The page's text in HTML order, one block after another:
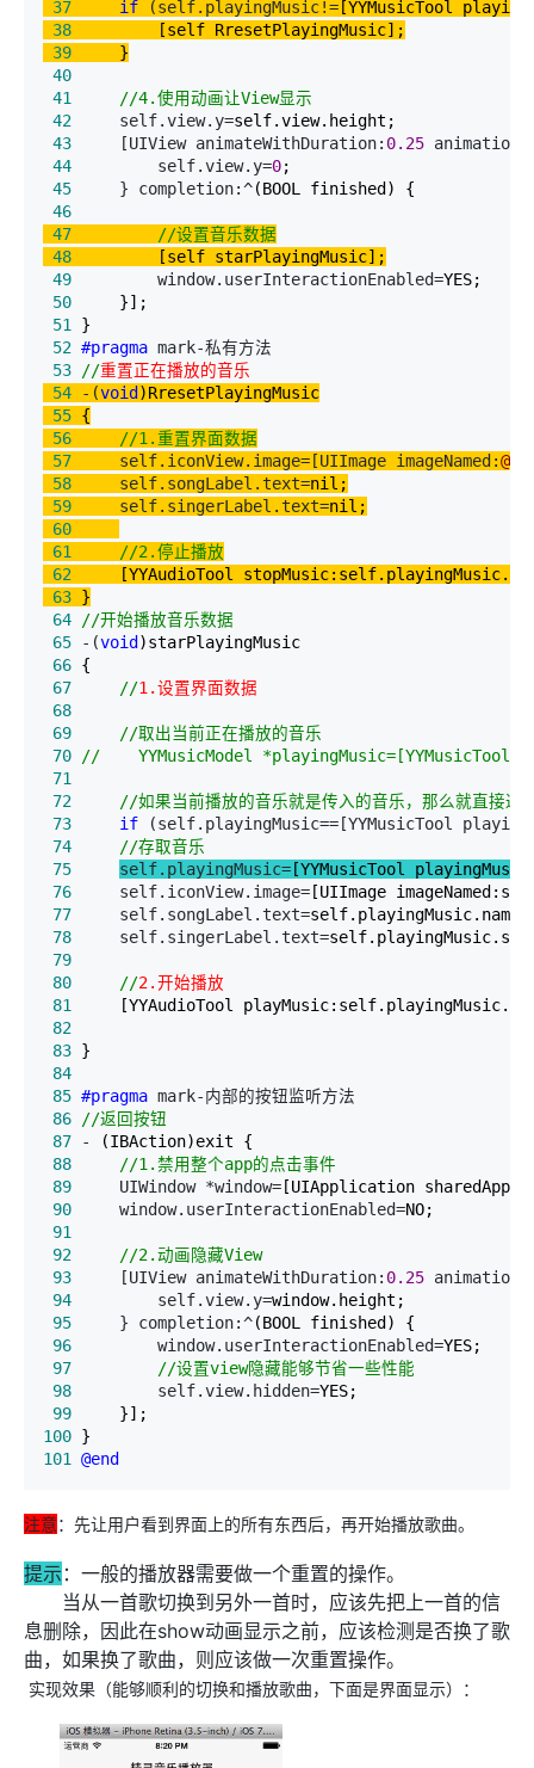
37
if (self.playingMusic!=
38
39
40
41
//4.使用动画让View显示
42
     self.view.y=
43
     [UIView animateWithDuration:
0.25
44
         self.view.y=
0
45
     } completion:^
46
47
//设置音乐数据
48
49
         window.userInteractionEnabled=
50
51
52 #pragma
53
//重置正在播放的音乐
54 -(void
55
56
//1.重置界面数据
57
     self.iconView.image=[UIImage imageNamed:
@"
58
     self.songLabel.text=
59
     self.singerLabel.text=
60
61
//2.停止播放
62
63
64
//开始播放音乐数据
65 -(void
66
67
//
68
69
//
70
//
71
72
//如果当前播放的音乐就是传入的音乐，那么就直接返
73
if (self.playingMusic==[YYMusicTool
74
//存取音乐
75
self.playingMusic=
76
     self.iconView.image=
77
     self.songLabel.text=
78
     self.singerLabel.text=
79
80
//2.开始播放
81
82
83
84
85 #pragma
86
//返回按钮
87 -
88
//1.禁用整个app的点击事件
89
     UIWindow *window=
90
     window.userInteractionEnabled=
91
92
//2.动画隐藏View
93
     [UIView animateWithDuration:
0.25
94
         self.view.y=
95
     } completion:^
96
         window.userInteractionEnabled=
97
//设置view隐藏能够节省一些性能
98
         self.view.hidden=
99
100
101
@end
注意：先让用户看到界面上的所有东西后，再开始播放歌曲。
提示 ：一般的播放器需要做一个重置的操作。
当从一首歌切换到另外一首时，应该先把上一首的信
息删除，因此在show动画显示之前，应该检测是否换了歌
曲，如果换了歌曲，则应该做一次重置操作。
实现效果（能够顺利的切换和播放歌曲，下面是界面显示）：